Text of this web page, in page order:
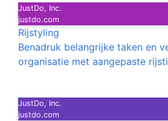
JustDo, Inc.
justdo.com
Rijstyling
Benadruk belangrijke taken en
organisatie met aangepaste
JustDo, Inc.
justdo.com